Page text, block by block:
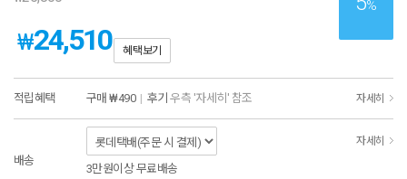
%
₩24,510 혜택보기
적립혜택 구매 ₩490 | 후기 우측 '자세히' 참조 자세히
배송
자세히
3만원이상 무료배송